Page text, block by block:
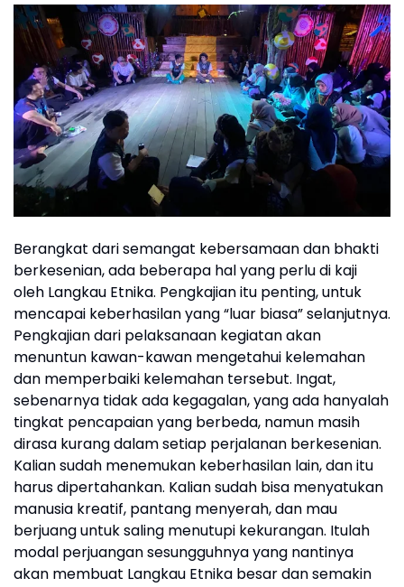
Berangkat dari semangat kebersamaan dan bhakti
berkesenian, ada beberapa hal yang perlu di kaji
oleh Langkau Etnika. Pengkajian itu penting, untuk
mencapai keberhasilan yang “luar biasa” selanjutnya.
Pengkajian dari pelaksanaan kegiatan akan
menuntun kawan-kawan mengetahui kelemahan
dan memperbaiki kelemahan tersebut. Ingat,
sebenarnya tidak ada kegagalan, yang ada hanyalah
tingkat pencapaian yang berbeda, namun masih
dirasa kurang dalam setiap perjalanan berkesenian.
Kalian sudah menemukan keberhasilan lain, dan itu
harus dipertahankan. Kalian sudah bisa menyatukan
manusia kreatif, pantang menyerah, dan mau
berjuang untuk saling menutupi kekurangan. Itulah
modal perjuangan sesungguhnya yang nantinya
akan membuat Langkau Etnika besar dan semakin